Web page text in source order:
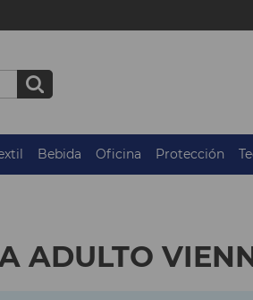
Bebida Oficina Protección
ADULTO